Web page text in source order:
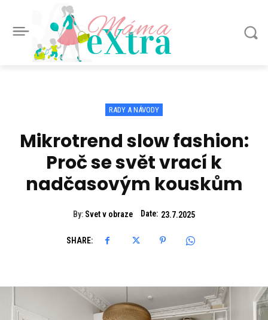
eXtra
Máma
RADY A NÁVODY
Mikrotrend slow fashion:
Proč se svět vrací k
nadčasovým kouskům
By: Svet v obraze Date: 23.7.2025
SHARE: